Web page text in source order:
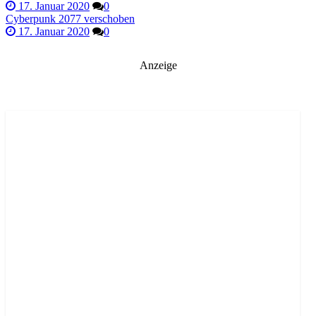
17. Januar 2020
0
Cyberpunk 2077 verschoben
17. Januar 2020
0
Anzeige